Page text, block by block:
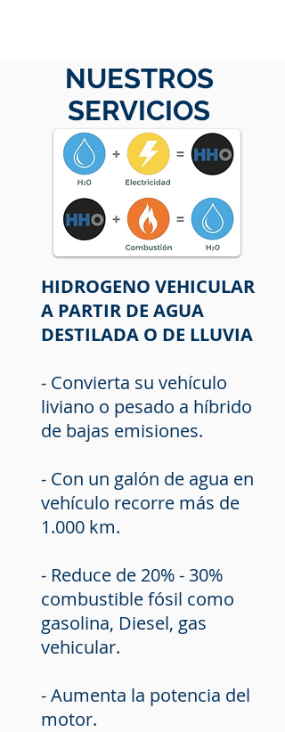
NUESTROS
SERVICIOS
HIDROGENO VEHICULAR
A PARTIR DE AGUA
DESTILADA O DE LLUVIA
- Convierta su vehículo
liviano o pesado a híbrido
de bajas emisiones.
- Con un galón de agua en
vehículo recorre más de
1.000 km.
- Reduce de 20% - 30%
combustible fósil como
gasolina, Diesel, gas
vehicular.
- Aumenta la potencia del
motor.